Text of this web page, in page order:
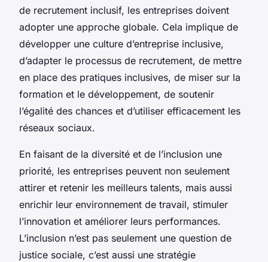
de recrutement inclusif, les entreprises doivent
adopter une approche globale. Cela implique de
développer une culture d’entreprise inclusive,
d’adapter le processus de recrutement, de mettre
en place des pratiques inclusives, de miser sur la
formation et le développement, de soutenir
l’égalité des chances et d’utiliser efficacement les
réseaux sociaux.
En faisant de la diversité et de l’inclusion une
priorité, les entreprises peuvent non seulement
attirer et retenir les meilleurs talents, mais aussi
enrichir leur environnement de travail, stimuler
l’innovation et améliorer leurs performances.
L’inclusion n’est pas seulement une question de
justice sociale, c’est aussi une stratégie